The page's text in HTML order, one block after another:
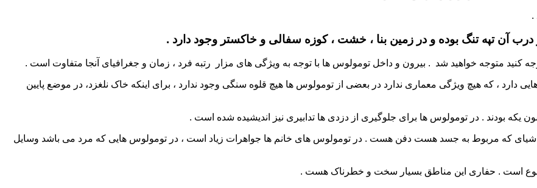
.
آن تپه تنگ بوده و در زمین بنا ، خشت ، کوزه سفالی و خاکستر وجود دارد .
کنید متوجه خواهید شد . بیرون و داخل تومولوس ها با توجه به ویژگی های مزار رتبه فرد ، زمان و جغرافیای آنجا متفاوت است .
هایی دارد ، که هیچ ویژگی معماری ندارد در بعضی از تومولوس ها هیچ قلوه سنگی وجود ندارد ، برای اینکه خاک نلغزد، در موضع پایین
بودند . در تومولوس ها برای جلوگیری از دزدی ها تدابیری نیز اندیشیده شده است .
که مربوط به جسد هست دفن هست . در تومولوس های خانم ها جواهرات زیاد است ، در تومولوس هایی که مرد می باشد وسایل
است . حفاری این مناطق بسیار سخت و خطرناک هست .